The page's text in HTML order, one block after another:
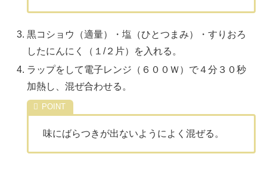
黒コショウ（適量）・塩（ひとつまみ）・すりおろ
したにんにく（１/２片）を入れる。
ラップをして電子レンジ（６００Ｗ）で４分３０秒
加熱し、混ぜ合わせる。
味にばらつきが出ないようによく混ぜる。